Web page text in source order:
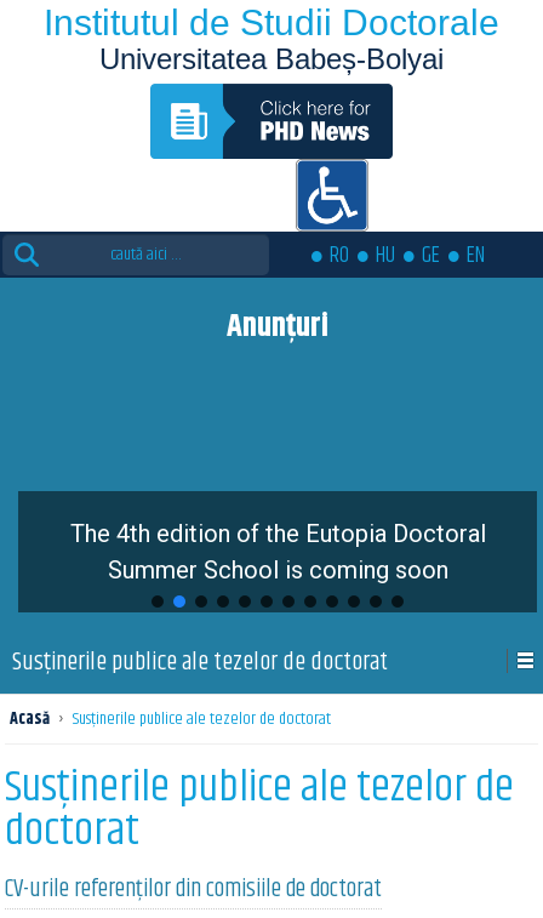
Institutul de Studii Doctorale
Universitatea Babeș-Bolyai
Search
for:
RO HU GE EN
Anunțuri
The 4th edition of the Eutopia Doctoral
Summer School is coming soon
Susţinerile publice ale tezelor de doctorat
Acasă › Susţinerile publice ale tezelor de doctorat
Susţinerile publice ale tezelor de
doctorat
CV-urile referenților din comisiile de doctorat